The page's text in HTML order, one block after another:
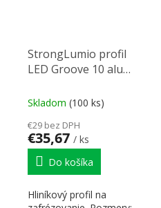
StrongLumio profil
LED Groove 10 alu
Skladom (100 ks)
€29 bez DPH
€35,67 / ks
Do košíka
Hliníkový profil na